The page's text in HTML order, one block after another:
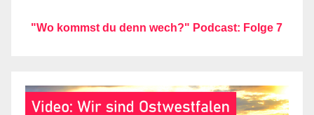
"Wo kommst du denn wech?" Podcast: Folge 7